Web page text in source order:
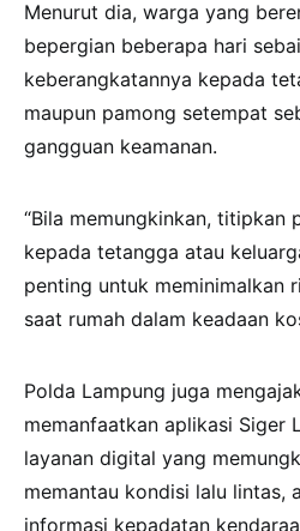
Menurut dia, warga yang
bepergian beberapa hari
keberangkatannya kepada
maupun pamong setempat
gangguan keamanan.
“Bila memungkinkan, titipkan
kepada tetangga atau
penting untuk meminimalkan
saat rumah dalam keadaan
Polda Lampung juga
memanfaatkan aplikasi Siger
layanan digital yang
memantau kondisi lalu lintas,
informasi kepadatan